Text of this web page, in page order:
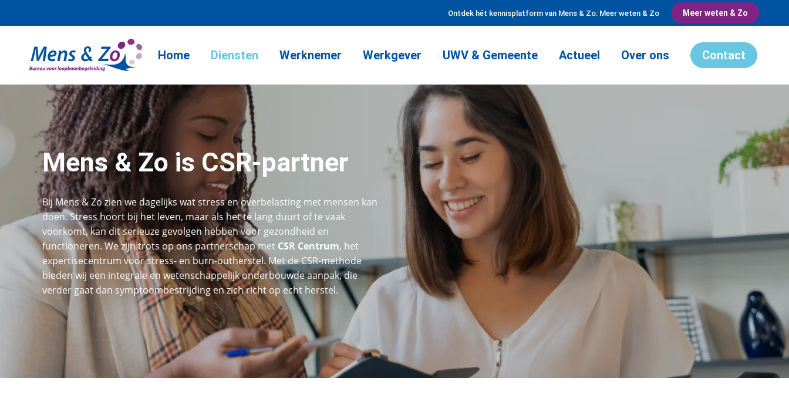
Ontdek hét kennisplatform van Mens & Zo: Meer weten & Zo Meer weten & Zo
Home Diensten Werknemer Werkgever UWV & Gemeente Actueel Over ons Contact
Mens & Zo is CSR-partner
Bij Mens & Zo zien we dagelijks wat stress en overbelasting met mensen kan
doen. Stress hoort bij het leven, maar als het te lang duurt of te vaak
voorkomt, kan dit serieuze gevolgen hebben voor gezondheid en
functioneren. We zijn trots op ons partnerschap met CSR Centrum, het
expertisecentrum voor stress- en burn-outherstel. Met de CSR-methode
bieden wij een integrale en wetenschappelijk onderbouwde aanpak, die
verder gaat dan symptoombestrijding en zich richt op echt herstel.